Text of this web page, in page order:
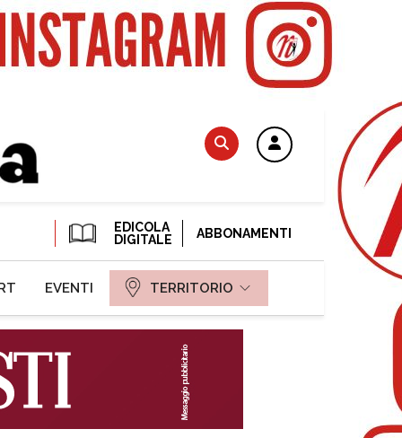
EDICOLA
DIGITALE
ABBONAMENTI
EVENTI TERRITORIO